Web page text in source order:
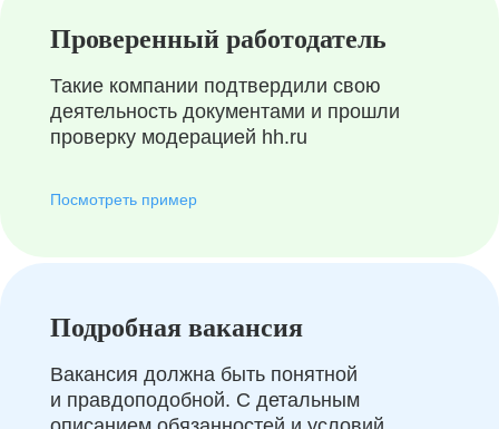
Проверенный работодатель
Такие компании подтвердили свою
деятельность документами и прошли
проверку модерацией hh.ru
Посмотреть пример
Подробная вакансия
Вакансия должна быть понятной
и правдоподобной. С детальным